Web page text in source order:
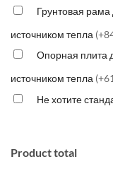
Грунтовая
источником тепла
Опорная плита
источником тепла
Не хотите
Product total